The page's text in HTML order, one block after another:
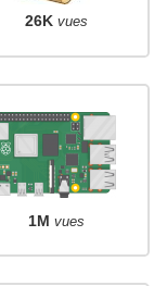
26K vues
1M vues